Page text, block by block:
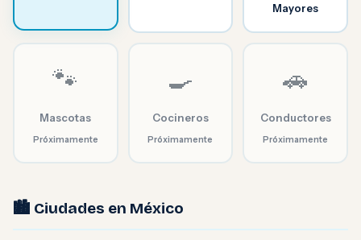
Mayores
🐾
Mascotas
Próximamente
🍳
Cocineros
Próximamente
🚗
Conductores
Próximamente
🏙️ Ciudades en México